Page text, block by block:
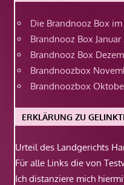
Die Brandnooz Box
Brandnooz Box Januar
Brandnooz Box
Brandnoozbox
Brandnoozbox
ERKLÄRUNG ZU
Urteil des Landgerichts
Für alle Links die von
Ich distanziere mich